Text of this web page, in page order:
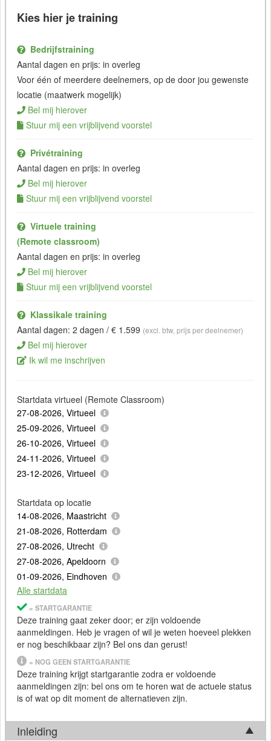
Kies hier je training
Bedrijfstraining
Aantal dagen en prijs: in overleg
Voor één of meerdere deelnemers, op de door jou gewenste
locatie (maatwerk mogelijk)
Bel mij hierover
Stuur mij een vrijblijvend voorstel
Privétraining
Aantal dagen en prijs: in overleg
Bel mij hierover
Stuur mij een vrijblijvend voorstel
Virtuele training
(Remote classroom)
Aantal dagen en prijs: in overleg
Bel mij hierover
Stuur mij een vrijblijvend voorstel
Klassikale training
Aantal dagen: 2 dagen / € 1.599 (excl. btw, prijs per deelnemer)
Bel mij hierover
Ik wil me inschrijven
Startdata virtueel (Remote Classroom)
27-08-2026, Virtueel
25-09-2026, Virtueel
26-10-2026, Virtueel
24-11-2026, Virtueel
23-12-2026, Virtueel
Startdata op locatie
14-08-2026, Maastricht
21-08-2026, Rotterdam
27-08-2026, Utrecht
27-08-2026, Apeldoorn
01-09-2026, Eindhoven
Alle startdata
= STARTGARANTIE
Deze training gaat zeker door; er zijn voldoende
aanmeldingen. Heb je vragen of wil je weten hoeveel plekken
er nog beschikbaar zijn? Bel ons dan gerust!
= NOG GEEN STARTGARANTIE
Deze training krijgt startgarantie zodra er voldoende
aanmeldingen zijn: bel ons om te horen wat de actuele status
is of wat op dit moment de alternatieven zijn.
Inleiding